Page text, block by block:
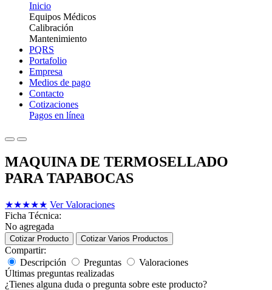
Inicio
Equipos Médicos
Calibración
Mantenimiento
PQRS
Portafolio
Empresa
Medios de pago
Contacto
Cotizaciones
Pagos en línea
MAQUINA DE TERMOSELLADO
PARA TAPABOCAS
★★★★★ Ver Valoraciones
Ficha Técnica:
No agregada
Cotizar Producto Cotizar Varios Productos
Compartir:
Descripción
Preguntas
Valoraciones
Últimas preguntas realizadas
¿Tienes alguna duda o pregunta sobre este producto?